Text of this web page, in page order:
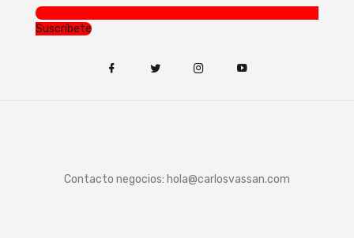
Suscríbete
Contacto negocios: hola@carlosvassan.com